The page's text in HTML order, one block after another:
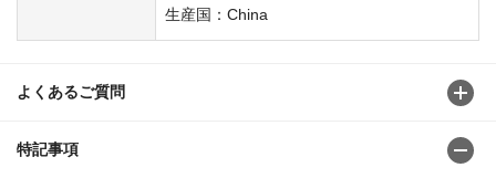
生産国：China
よくあるご質問
特記事項